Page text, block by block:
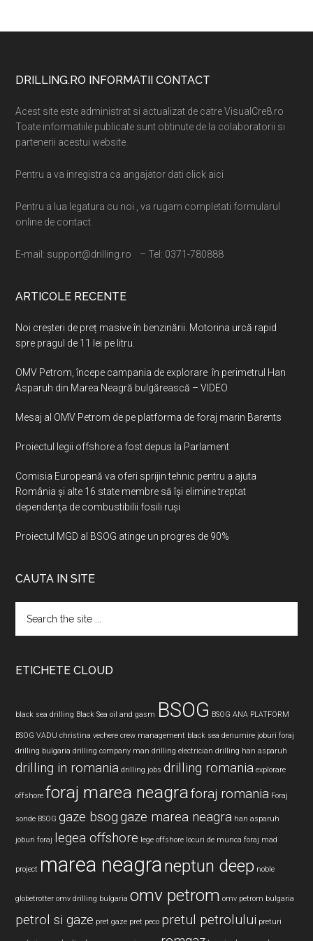
Footer
DRILLING.RO INFORMATII CONTACT
Acest site este administrat si actualizat de catre VisualCre8.ro
Toate informatiile publicate sunt obtinute de la colaboratorii si
partenerii acestui website.
Pentru a va inregistra ca angajator dati click aici
Pentru a lua legatura cu noi , va rugam completati formularul
online de contact.
E-mail: support@drilling.ro – Tel: 0371-780888
ARTICOLE RECENTE
Noi creșteri de preț masive în benzinării. Motorina urcă rapid
spre pragul de 11 lei pe litru.
OMV Petrom, începe campania de explorare în perimetrul Han
Asparuh din Marea Neagră bulgărească – VIDEO
Mesaj al OMV Petrom de pe platforma de foraj marin Barents
Proiectul legii offshore a fost depus la Parlament
Comisia Europeană va oferi sprijin tehnic pentru a ajuta
România şi alte 16 state membre să îşi elimine treptat
dependenţa de combustibilii fosili ruşi
Proiectul MGD al BSOG atinge un progres de 90%
CAUTA IN SITE
the
ETICHETE CLOUD
black sea drilling Black Sea oil and gasm BSOG BSOG ANA PLATFORM
BSOG VADU christina vechere crew management black sea denumire joburi foraj
drilling bulgaria drilling company man drilling electrician drilling han asparuh
drilling in romania drilling jobs drilling romania explorare
offshore foraj marea neagraforaj romania Foraj
sonde BSOG gaze bsoggaze marea neagra han asparuh
joburi foraj legea offshore lege offshore locuri de munca foraj mad
project marea neagraneptun deep noble
globetrotter omv drilling bulgaria omv petrom omv petrom bulgaria
petrol si gaze pret gaze pret peco pretul petrolului preturi